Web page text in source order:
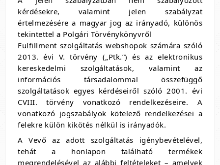
kérdésekre, valamint jelen szabályzat
értelmezésére a magyar jog az irányadó, különös
tekintettel a Polgári Törvénykönyvről
Fulfillment szolgáltatás webshopok számára szóló
2013. évi V. törvény („Ptk.”) és az elektronikus
kereskedelmi szolgáltatások, valamint az
információs társadalommal összefüggő
szolgáltatások egyes kérdéseiről szóló 2001. évi
CVIII. törvény vonatkozó rendelkezéseire. A
vonatkozó jogszabályok kötelező rendelkezései a
felekre külön kikötés nélkül is irányadók.
A Vevő az adott szolgáltatás igénybevételével,
tehát a honlapon található termékek
megrendelésével az alábbi feltételeket – amelyek